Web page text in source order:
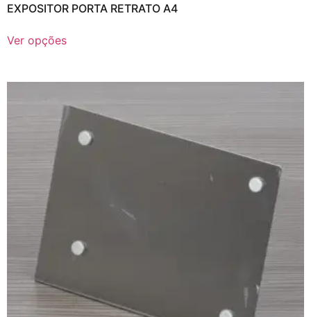
EXPOSITOR PORTA RETRATO A4
Ver opções